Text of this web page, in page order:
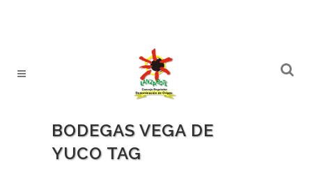
BODEGAS VEGA DE
YUCO TAG
ALL BODEGAS